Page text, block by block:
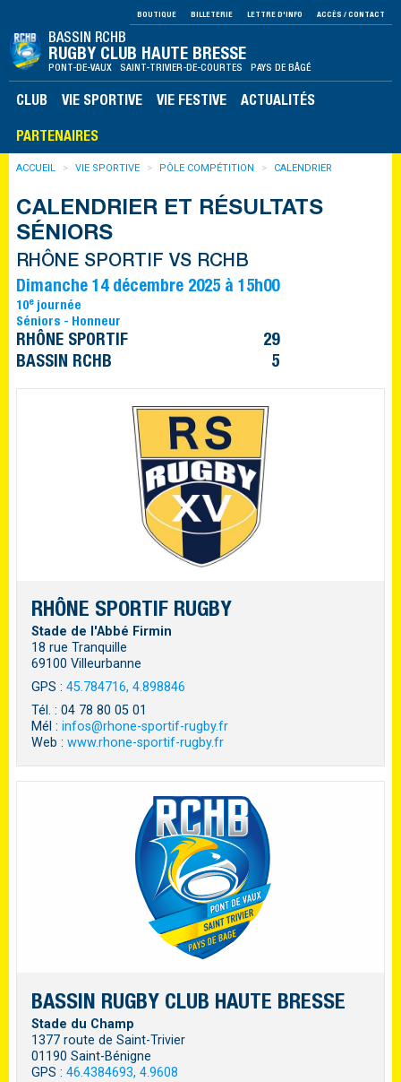
BOUTIQUE BILLETERIE LETTRE D'INFO ACCÈS / CONTACT
BASSIN RCHB
RUGBY CLUB HAUTE BRESSE
PONT-DE-VAUX SAINT-TRIVIER-DE-COURTES PAYS DE BÂGÉ
CLUB VIE SPORTIVE VIE FESTIVE ACTUALITÉS
PARTENAIRES
ACCUEIL VIE SPORTIVE PÔLE COMPÉTITION CALENDRIER
CALENDRIER ET RÉSULTATS
SÉNIORS
RHÔNE SPORTIF VS RCHB
Dimanche 14 décembre 2025 à 15h00
10e
journée
Séniors - Honneur
RHÔNE SPORTIF
29
BASSIN RCHB
5
RHÔNE SPORTIF RUGBY
Stade de l'Abbé Firmin
18 rue Tranquille
69100 Villeurbanne
GPS : 45.784716, 4.898846
Tél. : 04 78 80 05 01
Mél : infos@rhone-sportif-rugby.fr
Web : www.rhone-sportif-rugby.fr
BASSIN RUGBY CLUB HAUTE BRESSE
Stade du Champ
1377 route de Saint-Trivier
01190 Saint-Bénigne
GPS : 46.4384693, 4.9608